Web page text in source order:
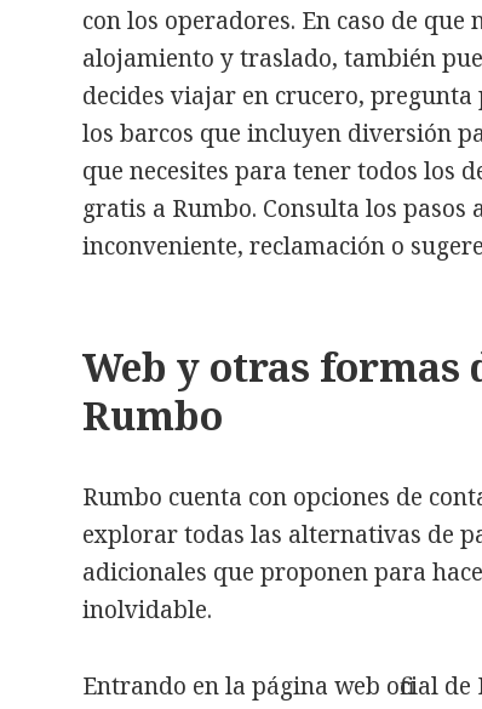
con los operadores. En caso de que
alojamiento y traslado, también
decides viajar en crucero,
los barcos que incluyen diversión
que necesites para tener todos los
gratis a Rumbo. Consulta los
inconveniente, reclamación o
Web y otras formas
Rumbo
Rumbo cuenta con opciones de
explorar todas las alternativas de
adicionales que proponen para
inolvidable.
Entrando en la página web oficial